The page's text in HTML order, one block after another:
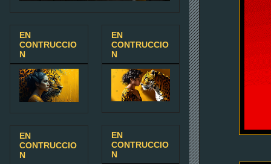
EN
CONTRUCCIO
N
EN
CONTRUCCIO
N
EN
CONTRUCCIO
N
EN
CONTRUCCIO
N